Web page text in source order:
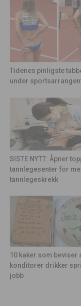
Tidenes pinligste
under
SISTE NYTT: Åpner
tannlegesenter for
tannlegeskrekk
10 kaker som beviser
konditorer drikker
jobb